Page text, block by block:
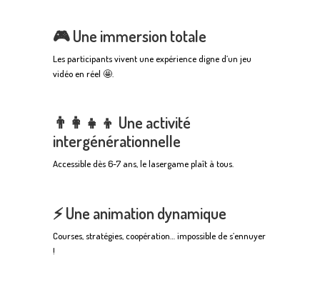
🎮 Une immersion totale
Les participants vivent une expérience digne d’un jeu
vidéo en réel 🤩.
👨‍👩‍👧‍👦 Une activité
intergénérationnelle
Accessible dès 6-7 ans, le lasergame plaît à tous.
⚡ Une animation dynamique
Courses, stratégies, coopération… impossible de s’ennuyer
!